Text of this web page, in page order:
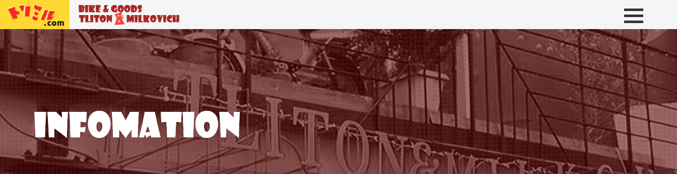
トリトン＆ミルコビッチ